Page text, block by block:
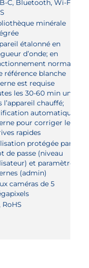
C, Bluetooth, Wi-Fi,
minérale
étalonné en
d’onde; en
normal,
référence blanche
est requise
les 30-60 min une
l’appareil chauffé;
automatique
pour corriger les
rapides
protégée par
de passe (niveau
et paramètres
(admin)
caméras de 5
RoHS